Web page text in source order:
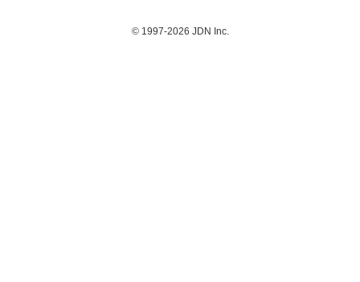
© 1997-2026 JDN Inc.